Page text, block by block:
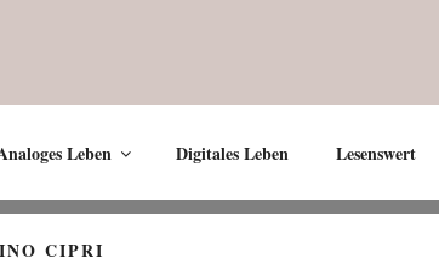
Leben Digitales Leben Lesenswert
CIPRI